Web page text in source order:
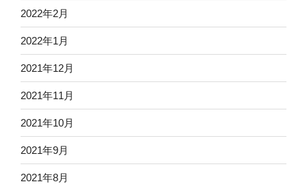
2022年2月
2022年1月
2021年12月
2021年11月
2021年10月
2021年9月
2021年8月